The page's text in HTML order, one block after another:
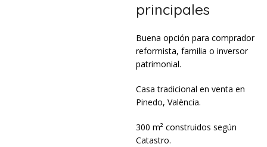
principales
Buena opción para comprador
reformista, familia o inversor
patrimonial.
Casa tradicional en venta en
Pinedo, València.
300 m² construidos según
Catastro.